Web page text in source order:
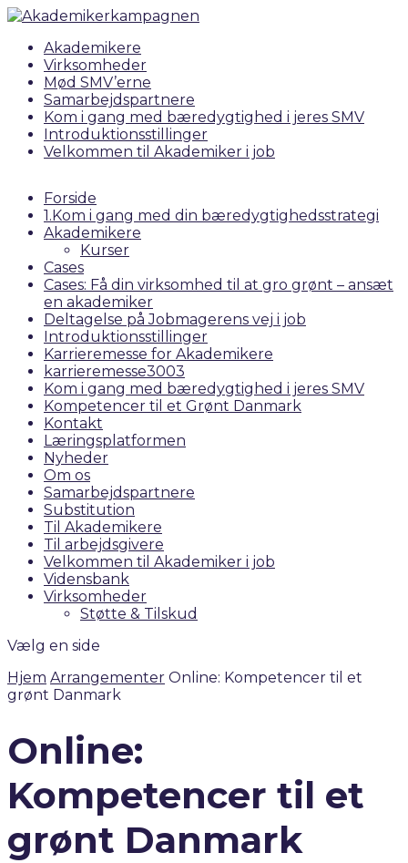
Akademikere
Virksomheder
Mød SMV’erne
Samarbejdspartnere
Kom i gang med bæredygtighed i jeres SMV
Introduktionsstillinger
Velkommen til Akademiker i job
Forside
1.Kom i gang med din bæredygtighedsstrategi
Akademikere
Kurser
Cases
Cases: Få din virksomhed til at gro grønt – ansæt
en akademiker
Deltagelse på Jobmagerens vej i job
Introduktionsstillinger
Karrieremesse for Akademikere
karrieremesse3003
Kom i gang med bæredygtighed i jeres SMV
Kompetencer til et Grønt Danmark
Kontakt
Læringsplatformen
Nyheder
Om os
Samarbejdspartnere
Substitution
Til Akademikere
Til arbejdsgivere
Velkommen til Akademiker i job
Vidensbank
Virksomheder
Støtte & Tilskud
Vælg en side
Hjem Arrangementer Online: Kompetencer til et
grønt Danmark
Online:
Kompetencer til et
grønt Danmark